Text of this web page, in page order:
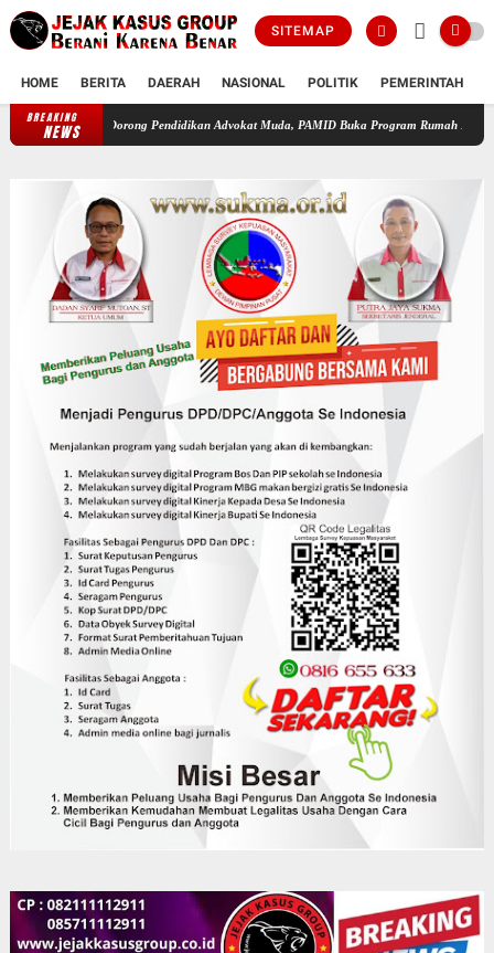
SITEMAP
HOME BERITA DAERAH NASIONAL POLITIK PEMERINTAH
BREAKING
NEWS
Dorong Pendidikan Advokat Muda, PAMID Buka Program Rumah Hukum PKN